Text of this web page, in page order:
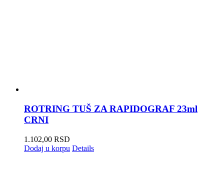
ROTRING TUŠ ZA RAPIDOGRAF 23ml
CRNI
1.102,00 RSD
Dodaj u korpu Details